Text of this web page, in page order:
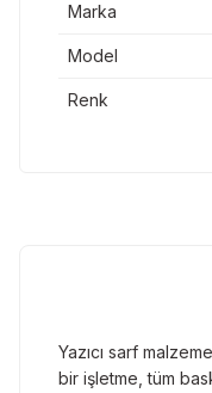
Marka
Model
Renk
Yazıcı sarf
bir işletme, tüm